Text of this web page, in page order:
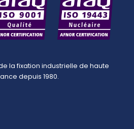
la fixation industrielle de haute
depuis 1980.